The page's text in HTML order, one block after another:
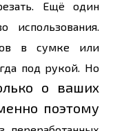
Ещё один
в сумке или
под рукой. Но
о ваших
поэтому